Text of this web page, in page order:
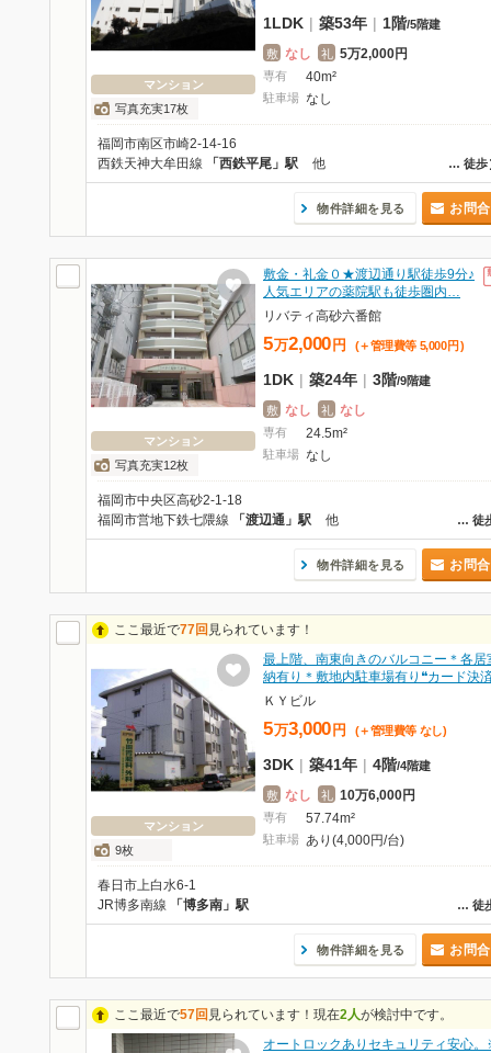
マンション
写真充実17枚
1LDK | 築53年 | 1階/5階建
敷 なし 礼 5万2,000円
専有 40m²
駐車場 なし
福岡市南区市崎2-14-16
… 徒歩
西鉄天神大牟田線 「西鉄平尾」駅 他
物件詳細を見る お問
マンション
写真充実12枚
敷金・礼金０★渡辺通り駅徒歩9分♪
人気エリアの薬院駅も徒歩圏内…
リバティ高砂六番館
5万2,000 円 (＋管理費等 5,000 円 )
1DK | 築24年 | 3階/9階建
敷 なし 礼 なし
専有 24.5m²
駐車場 なし
福岡市中央区高砂2-1-18
… 徒
福岡市営地下鉄七隈線 「渡辺通」駅 他
物件詳細を見る お問
ここ最近で77回 見られています！
マンション
9枚
最上階、南東向きのバルコニー＊各居
納有り＊敷地内駐車場有り❝カード決
ＫＹビル
5万3,000 円 (＋管理費等 なし)
3DK | 築41年 | 4階/4階建
敷 なし 礼 10万6,000円
専有 57.74m²
駐車場 あり(4,000円/台)
春日市上白水6-1
… 徒
JR博多南線 「博多南」駅
物件詳細を見る お問
ここ最近で57回 見られています！現在2人が検討中です。
オートロックありセキュリティ安心